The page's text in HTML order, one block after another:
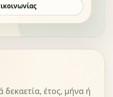
δεκαετία, έτος, μήνα ή